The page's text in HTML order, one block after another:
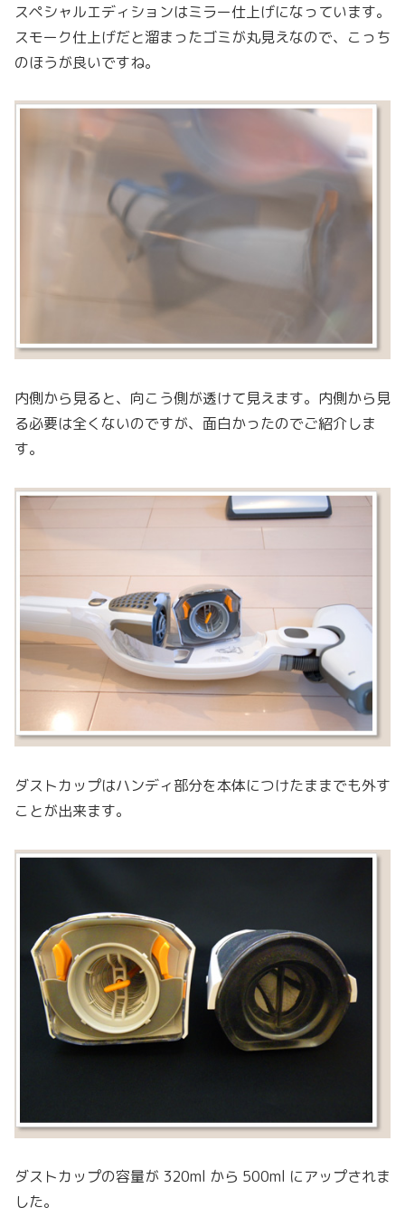
スペシャルエディションはミラー仕上げになっています。
スモーク仕上げだと溜まったゴミが丸見えなので、こっち
のほうが良いですね。
内側から見ると、向こう側が透けて見えます。内側から見
る必要は全くないのですが、面白かったのでご紹介しま
す。
ダストカップはハンディ部分を本体につけたままでも外す
ことが出来ます。
ダストカップの容量が 320ml から 500ml にアップされま
した。